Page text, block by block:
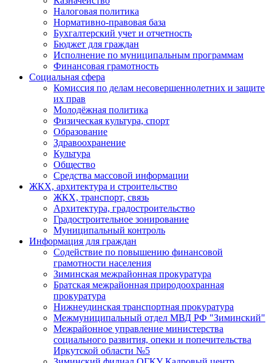
Налоговая политика
Нормативно-правовая база
Бухгалтерский учет и отчетность
Бюджет для граждан
Исполнение по муниципальным программам
Финансовая грамотность
Социальная сфера
Комиссия по делам несовершеннолетних и защите
их прав
Молодёжная политика
Физическая культура, спорт
Образование
Здравоохранение
Культура
Общество
Средства массовой информации
ЖКХ, архитектура и строительство
ЖКХ, транспорт, связь
Архитектура, градостроительство
Градостроительное зонирование
Муниципальный контроль
Информация для граждан
Содействие по повышению финансовой
грамотности населения
Зиминская межрайонная прокуратура
Братская межрайонная природоохранная
прокуратура
Нижнеудинская транспортная прокуратура
Межмуниципальный отдел МВД РФ "Зиминский"
Межрайонное управление министерства
социального развития, опеки и попечительства
Иркутской области №5